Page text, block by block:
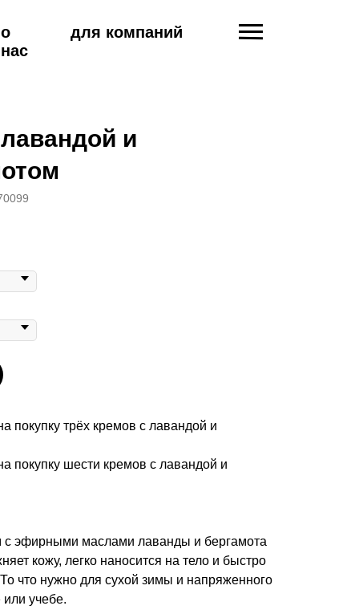
для компаний
о
нас
и
покупку трёх кремов с лавандой и
покупку шести кремов с лавандой и
с эфирными маслами лаванды и бергамота
кожу, легко наносится на тело и быстро
что нужно для сухой зимы и напряженного
или учебе.